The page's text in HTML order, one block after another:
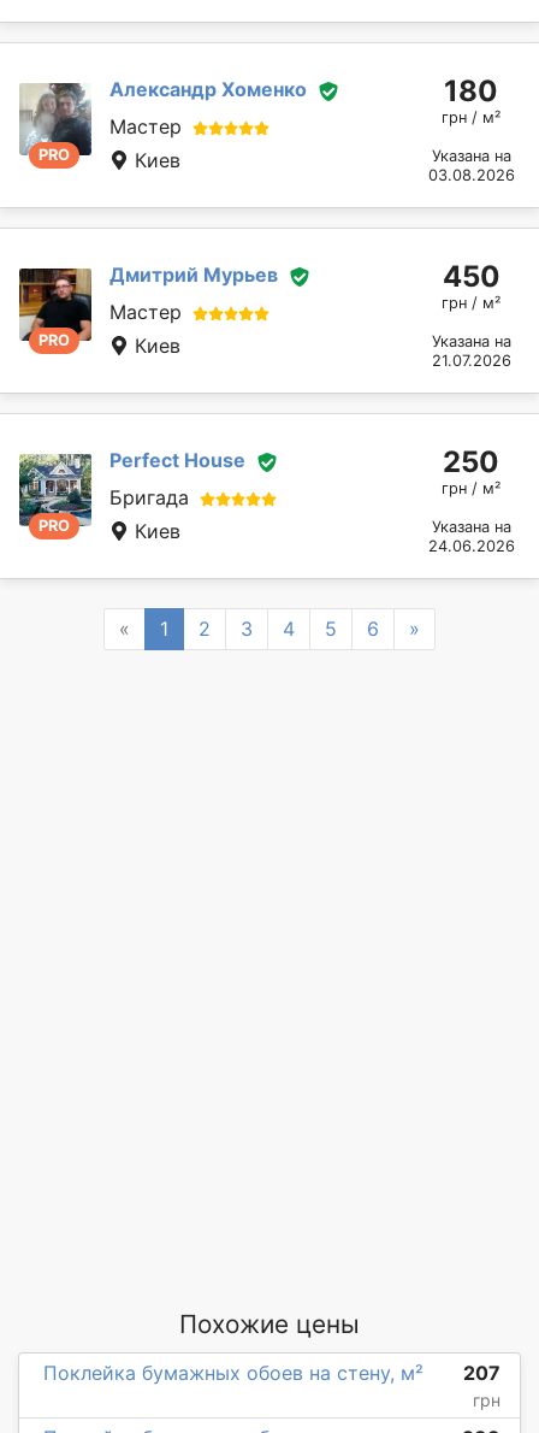
PRO
Александр Хоменко
Мастер
Киев
180
грн / м²
Указана на
03.08.2026
PRO
Дмитрий Мурьев
Мастер
Киев
450
грн / м²
Указана на
21.07.2026
PRO
Perfect House
Бригада
Киев
250
грн / м²
Указана на
24.06.2026
« Previous
1 2 3 4 5 6 »
Похожие цены
Поклейка бумажных обоев на стену, м² 207
грн